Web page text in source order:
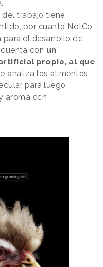
del trabajo tiene
por cuanto NotCo
para el desarrollo de
con un
propio, al que
analiza los alimentos
para luego
aroma con